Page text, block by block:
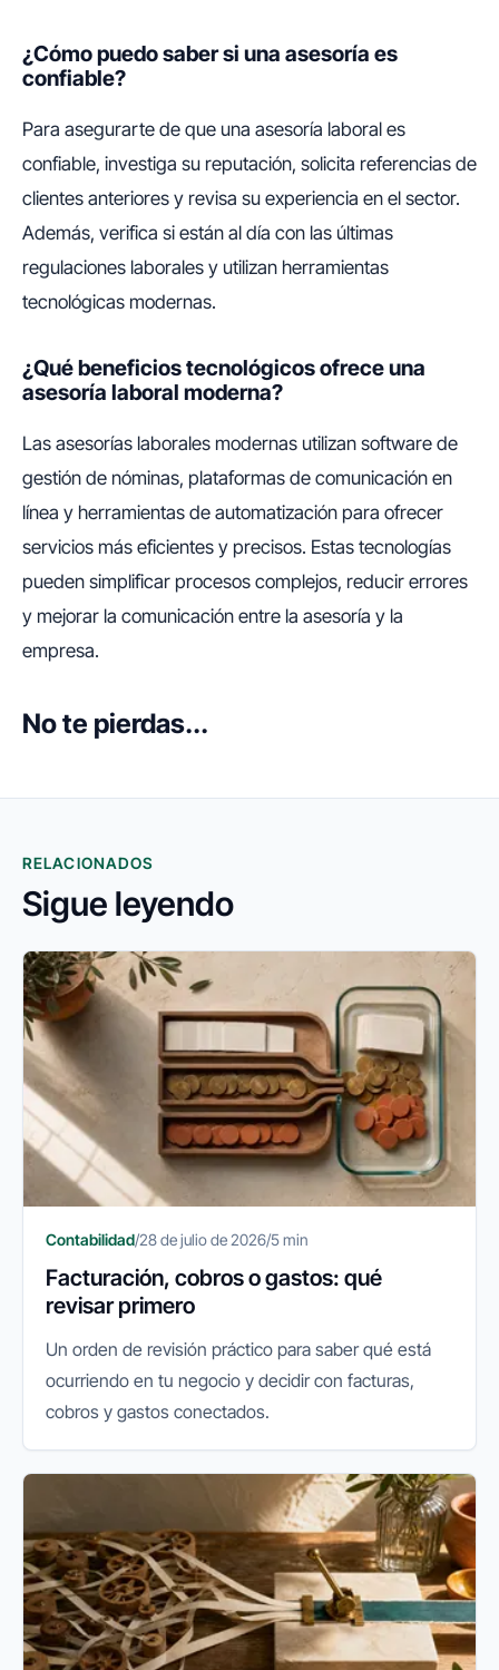
¿Cómo puedo saber si una asesoría es
confiable?
Para asegurarte de que una asesoría laboral es
confiable, investiga su reputación, solicita referencias de
clientes anteriores y revisa su experiencia en el sector.
Además, verifica si están al día con las últimas
regulaciones laborales y utilizan herramientas
tecnológicas modernas.
¿Qué beneficios tecnológicos ofrece una
asesoría laboral moderna?
Las asesorías laborales modernas utilizan software de
gestión de nóminas, plataformas de comunicación en
línea y herramientas de automatización para ofrecer
servicios más eficientes y precisos. Estas tecnologías
pueden simplificar procesos complejos, reducir errores
y mejorar la comunicación entre la asesoría y la
empresa.
No te pierdas...
RELACIONADOS
Sigue leyendo
Contabilidad/28 de julio de 2026/5 min
Facturación, cobros o gastos: qué
revisar primero
Un orden de revisión práctico para saber qué está
ocurriendo en tu negocio y decidir con facturas,
cobros y gastos conectados.